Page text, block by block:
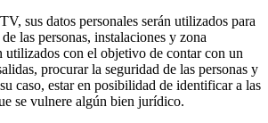
sus datos personales serán utilizados para
las personas, instalaciones y zona
utilizados con el objetivo de contar con un
procurar la seguridad de las personas y
caso, estar en posibilidad de identificar a las
se vulnere algún bien jurídico.